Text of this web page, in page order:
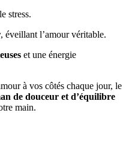
stress.
, éveillant l’amour véritable.
et une énergie
à vos côtés chaque jour, le
de douceur et d’équilibre
main.